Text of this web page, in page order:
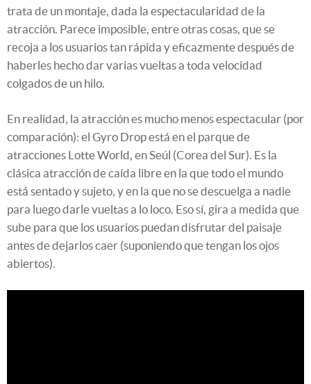
trata de un montaje, dada la espectacularidad de la
atracción. Parece imposible, entre otras cosas, que se
recoja a los usuarios tan rápida y eficazmente después de
haberles hecho dar varias vueltas a toda velocidad
colgados de un hilo.
En realidad, la atracción es mucho menos espectacular (por
comparación): el Gyro Drop está en el parque de
atracciones Lotte World, en Seúl (Corea del Sur). Es la
clásica atracción de caída libre en la que todo el mundo
está sentado y sujeto, y en la que no se descuelga a nadie
para luego darle vueltas a lo loco. Eso sí, gira a medida que
sube para que los usuarios puedan disfrutar del paisaje
antes de dejarlos caer (suponiendo que tengan los ojos
abiertos).